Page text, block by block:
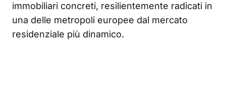
immobiliari concreti, resilientemente radicati in
una delle metropoli europee dal mercato
residenziale più dinamico.